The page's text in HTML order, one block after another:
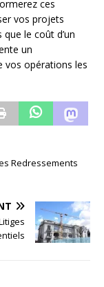
ces
vos projets
le coût d’un
un
vos opérations les
Redressements